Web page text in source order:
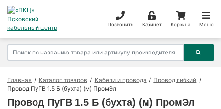
Позвонить Кабинет Корзина Меню
Главная Каталог товаров Кабели и провода
Провод гибкий
Провод ПуГВ 1.5 Б (бухта) (м) ПромЭл
Провод ПуГВ 1.5 Б (бухта) (м) ПромЭл